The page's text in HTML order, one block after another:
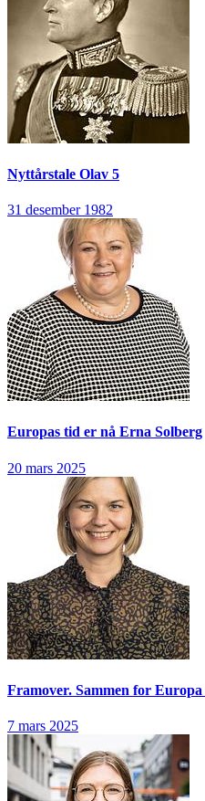
Nyttårstale Olav 5
31 desember 1982
Europas tid er nå Erna Solberg
20 mars 2025
Framover. Sammen for Europa
7 mars 2025